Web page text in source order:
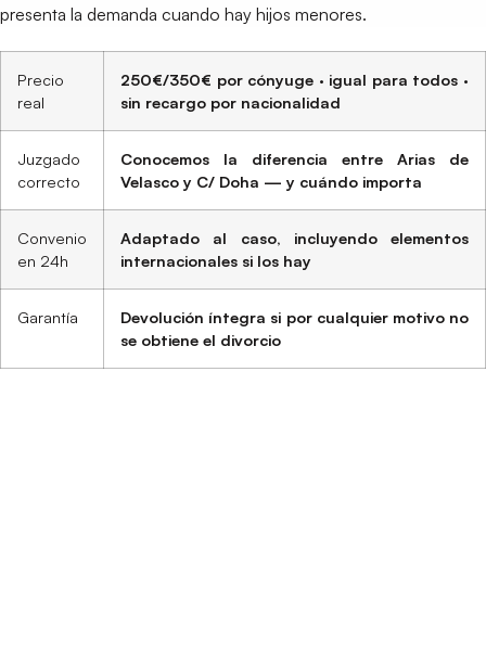
presenta la demanda cuando hay hijos menores.
Precio
real
250€/350€ por cónyuge · igual para todos ·
sin recargo por nacionalidad
Juzgado
correcto
Conocemos la diferencia entre Arias de
Velasco y C/ Doha — y cuándo importa
Convenio
en 24h
Adaptado al caso, incluyendo elementos
internacionales si los hay
Garantía
Devolución íntegra si por cualquier motivo no
se obtiene el divorcio